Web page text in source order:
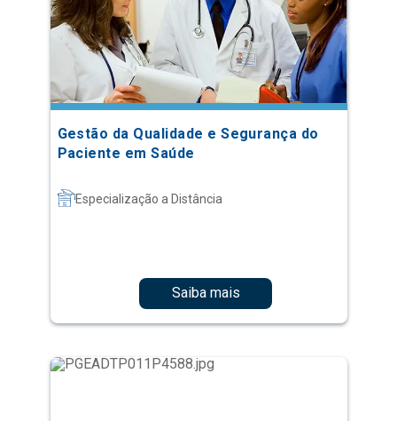
Gestão da Qualidade e Segurança do
Paciente em Saúde
Especialização a Distância
Saiba mais